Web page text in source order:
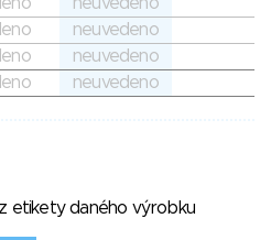
neuvedeno
neuvedeno
neuvedeno
neuvedeno
etikety daného výrobku